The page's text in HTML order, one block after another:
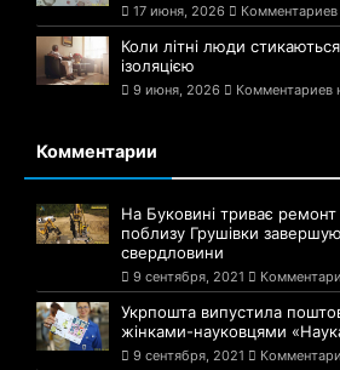
17 июня, 2026 Комментариев
Коли літні люди
ізоляцією
9 июня, 2026 Комментариев
Комментарии
На Буковині триває
поблизу Грушівки
свердловини
9 сентября, 2021
Укрпошта випустила
жінками-науковцями
9 сентября, 2021